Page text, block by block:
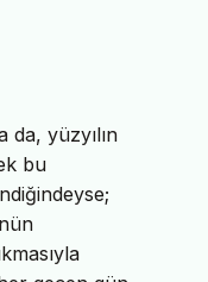
yüzyılın
bu